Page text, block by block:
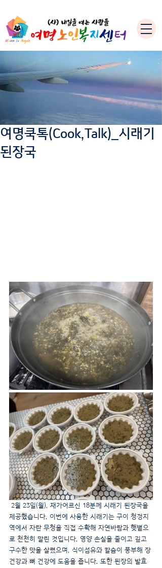
여명쿡톡(Cook,Talk)_시래기
된장국
제공했습니다. 이번에 사용한 시래기는 구이 청정지
역에서 자란 무청을 직접 수확해 자연바람과 햇볕으
로 천천히 말린 것입니다. 영양 손실을 줄이고 깊고
구수한 맛을 살렸으며, 식이섬유와 칼슘이 풍부해 장
건강과 뼈 건강에 도움을 줍니다. 또한 된장의 발효